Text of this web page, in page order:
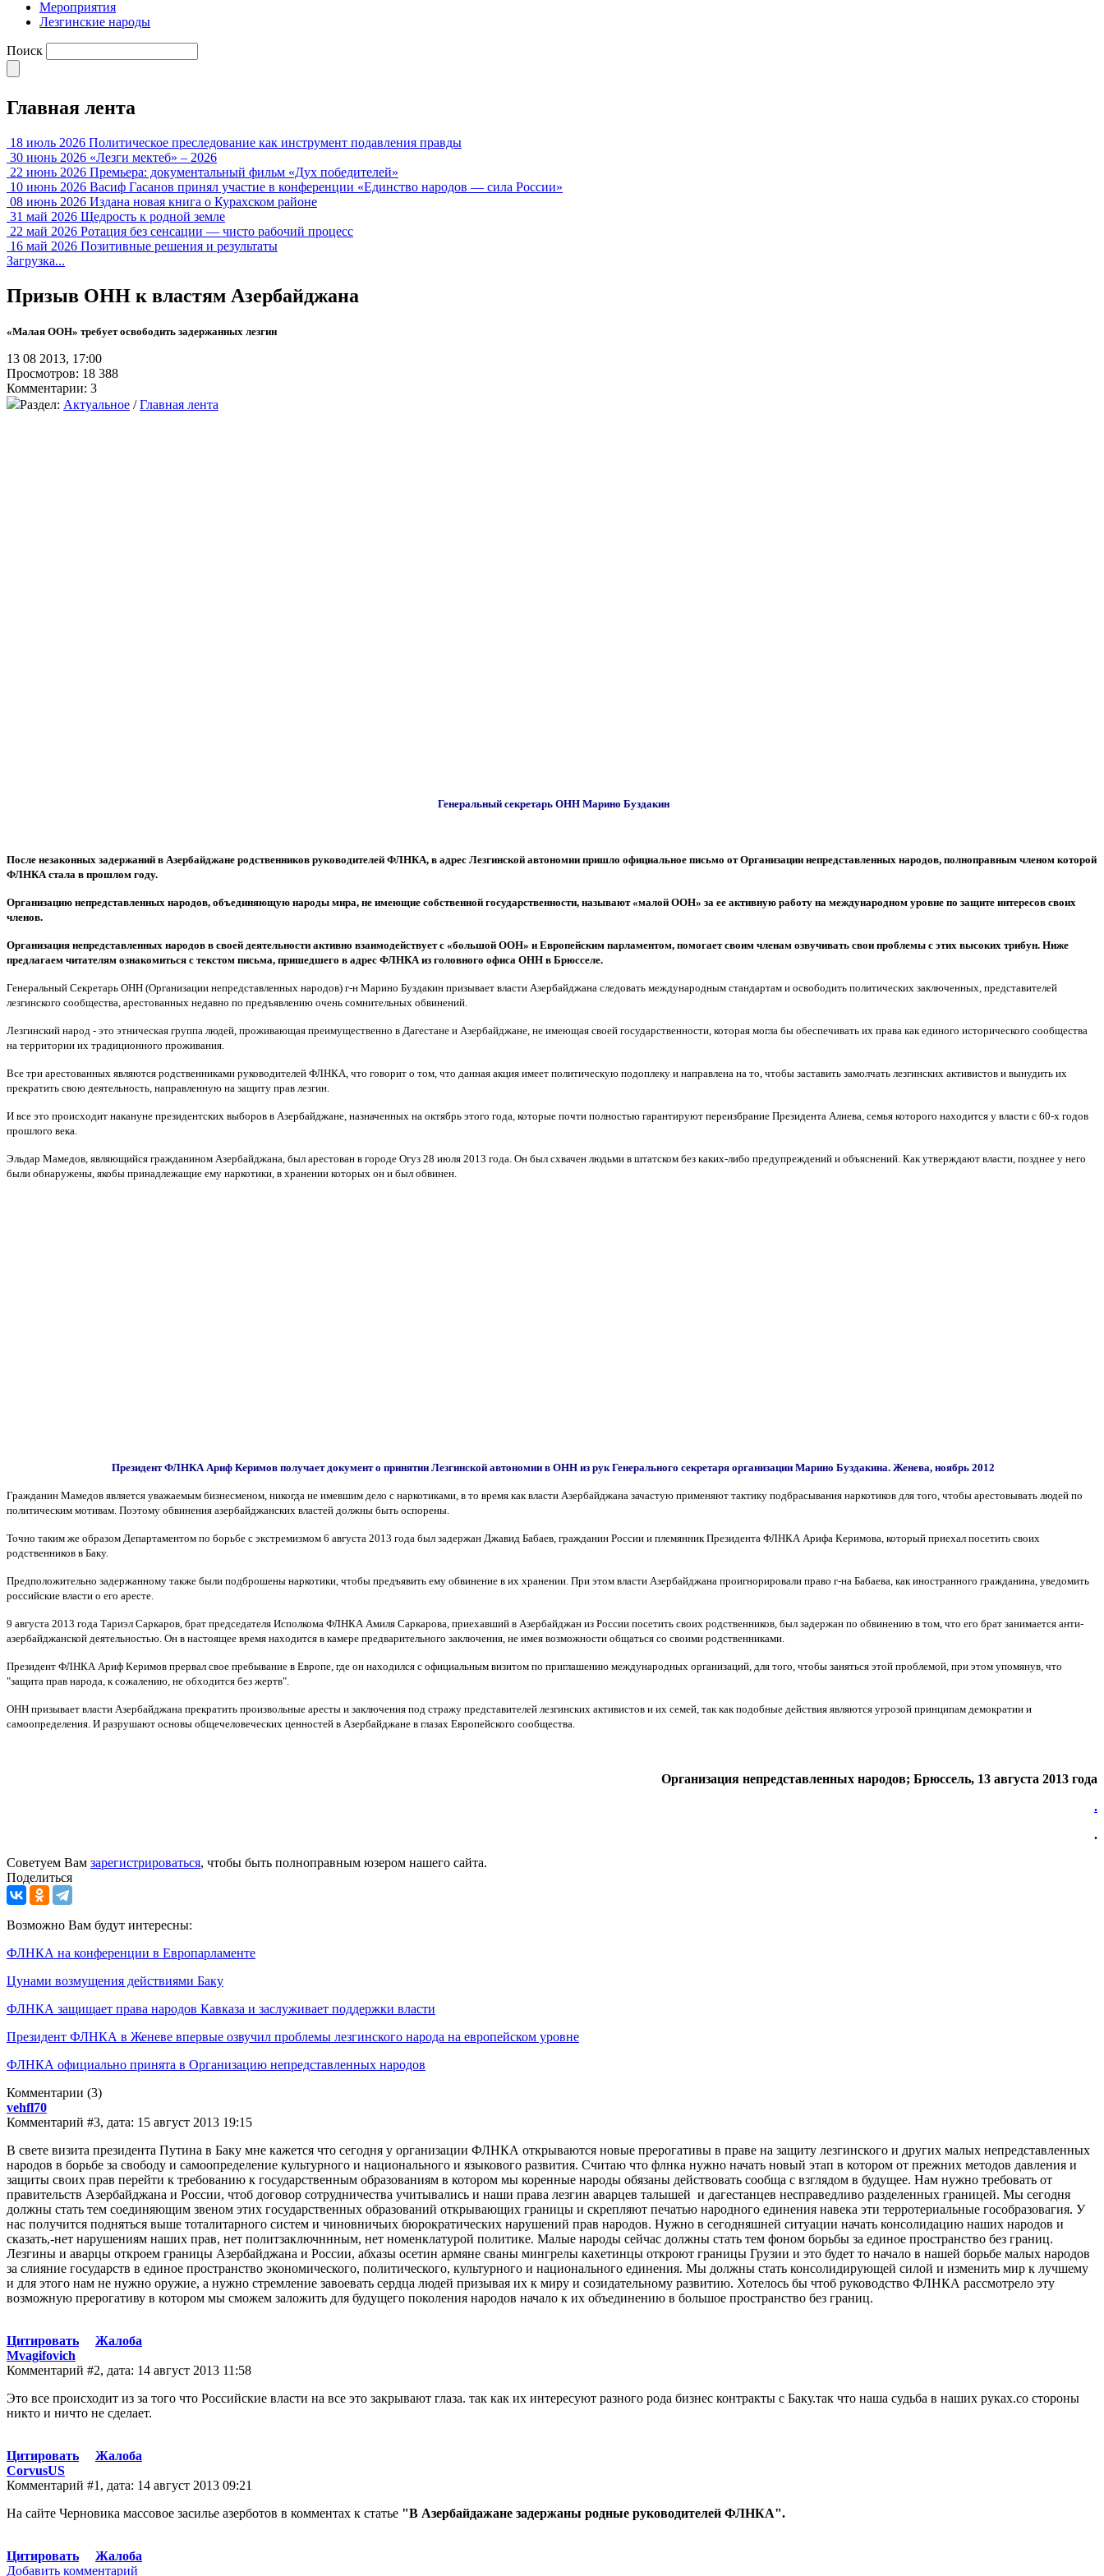
Мероприятия
Лезгинские народы
Поиск
Главная лента
18 июль 2026 Политическое преследование как инструмент подавления правды
30 июнь 2026 «Лезги мектеб» – 2026
22 июнь 2026 Премьера: документальный фильм «Дух победителей»
10 июнь 2026 Васиф Гасанов принял участие в конференции «Единство народов — сила России»
08 июнь 2026 Издана новая книга о Курахском районе
31 май 2026 Щедрость к родной земле
22 май 2026 Ротация без сенсации — чисто рабочий процесс
16 май 2026 Позитивные решения и результаты
Загрузка...
Призыв ОНН к властям Азербайджана
«Малая ООН» требует освободить задержанных лезгин
13 08 2013, 17:00
Просмотров: 18 388
Комментарии: 3
Раздел: Актуальное /Главная лента
Генеральный секретарь ОНН Марино Буздакин
После незаконных задержаний в Азербайджане родственников руководителей ФЛНКА, в адрес Лезгинской автономии пришло официальное письмо от Организации непредставленных народов, полноправным членом которой
ФЛНКА стала в прошлом году.
Организацию непредставленных народов, объединяющую народы мира, не имеющие собственной государственности, называют «малой ООН» за ее активную работу на международном уровне по защите интересов своих
членов.
Организация непредставленных народов в своей деятельности активно взаимодействует с «большой ООН» и Европейским парламентом, помогает своим членам озвучивать свои проблемы с этих высоких трибун. Ниже
предлагаем читателям ознакомиться с текстом письма, пришедшего в адрес ФЛНКА из головного офиса ОНН в Брюсселе.
Генеральный Секретарь ОНН (Организации непредставленных народов) г-н Марино Буздакин призывает власти Азербайджана следовать международным стандартам и освободить политических заключенных, представителей
лезгинского сообщества, арестованных недавно по предъявлению очень сомнительных обвинений.
Лезгинский народ - это этническая группа людей, проживающая преимущественно в Дагестане и Азербайджане, не имеющая своей государственности, которая могла бы обеспечивать их права как единого исторического сообщества
на территории их традиционного проживания.
Все три арестованных являются родственниками руководителей ФЛНКА, что говорит о том, что данная акция имеет политическую подоплеку и направлена на то, чтобы заставить замолчать лезгинских активистов и вынудить их
прекратить свою деятельность, направленную на защиту прав лезгин.
И все это происходит накануне президентских выборов в Азербайджане, назначенных на октябрь этого года, которые почти полностью гарантируют переизбрание Президента Алиева, семья которого находится у власти с 60-х годов
прошлого века.
Эльдар Мамедов, являющийся гражданином Азербайджана, был арестован в городе Огуз 28 июля 2013 года. Он был схвачен людьми в штатском без каких-либо предупреждений и объяснений. Как утверждают власти, позднее у него
были обнаружены, якобы принадлежащие ему наркотики, в хранении которых он и был обвинен.
Президент ФЛНКА Ариф Керимов получает документ о принятии Лезгинской автономии в ОНН из рук Генерального секретаря организации Марино Буздакина. Женева, ноябрь 2012
Гражданин Мамедов является уважаемым бизнесменом, никогда не имевшим дело с наркотиками, в то время как власти Азербайджана зачастую применяют тактику подбрасывания наркотиков для того, чтобы арестовывать людей по
политическим мотивам. Поэтому обвинения азербайджанских властей должны быть оспорены.
Точно таким же образом Департаментом по борьбе с экстремизмом 6 августа 2013 года был задержан Джавид Бабаев, гражданин России и племянник Президента ФЛНКА Арифа Керимова, который приехал посетить своих
родственников в Баку.
Предположительно задержанному также были подброшены наркотики, чтобы предъявить ему обвинение в их хранении. При этом власти Азербайджана проигнорировали право г-на Бабаева, как иностранного гражданина, уведомить
российские власти о его аресте.
9 августа 2013 года Тариэл Саркаров, брат председателя Исполкома ФЛНКА Амиля Саркарова, приехавший в Азербайджан из России посетить своих родственников, был задержан по обвинению в том, что его брат занимается анти-
азербайджанской деятельностью. Он в настоящее время находится в камере предварительного заключения, не имея возможности общаться со своими родственниками.
Президент ФЛНКА Ариф Керимов прервал свое пребывание в Европе, где он находился с официальным визитом по приглашению международных организаций, для того, чтобы заняться этой проблемой, при этом упомянув, что
"защита прав народа, к сожалению, не обходится без жертв".
ОНН призывает власти Азербайджана прекратить произвольные аресты и заключения под стражу представителей лезгинских активистов и их семей, так как подобные действия являются угрозой принципам демократии и
самоопределения. И разрушают основы общечеловеческих ценностей в Азербайджане в глазах Европейского сообщества.
Организация непредставленных народов; Брюссель, 13 августа 2013 года
.
.
Советуем Вам зарегистрироваться, чтобы быть полноправным юзером нашего сайта.
Поделиться
Возможно Вам будут интересны:
ФЛНКА на конференции в Европарламенте
Цунами возмущения действиями Баку
ФЛНКА защищает права народов Кавказа и заслуживает поддержки власти
Президент ФЛНКА в Женеве впервые озвучил проблемы лезгинского народа на европейском уровне
ФЛНКА официально принята в Организацию непредставленных народов
Комментарии (3)
vehfl70
Комментарий #3, дата: 15 август 2013 19:15
В свете визита президента Путина в Баку мне кажется что сегодня у организации ФЛНКА открываются новые прерогативы в праве на защиту лезгинского и других малых непредставленных
народов в борьбе за свободу и самоопределение культурного и национального и языкового развития. Считаю что флнка нужно начать новый этап в котором от прежних методов давления и
защиты своих прав перейти к требованию к государственным образованиям в котором мы коренные народы обязаны действовать сообща с взглядом в будущее. Нам нужно требовать от
правительств Азербайджана и России, чтоб договор сотрудничества учитывались и наши права лезгин аварцев талышей и дагестанцев несправедливо разделенных границей. Мы сегодня
должны стать тем соединяющим звеном этих государственных образований открывающих границы и скрепляют печатью народного единения навека эти терротериальные гособразовагия. У
нас получится подняться выше тоталитарного систем и чиновничьих бюрократических нарушений прав народов. Нужно в сегодняшней ситуации начать консолидацию наших народов и
сказать,-нет нарушениям наших прав, нет политзаключннным, нет номенклатурой политике. Малые народы сейчас должны стать тем фоном борьбы за единое пространство без границ.
Лезгины и аварцы откроем границы Азербайджана и России, абхазы осетин армяне сваны мингрелы кахетинцы откроют границы Грузии и это будет то начало в нашей борьбе малых народов
за слияние государств в единое пространство экономического, политического, культурного и национального единения. Мы должны стать консолидирующей силой и изменить мир к лучшему
и для этого нам не нужно оружие, а нужно стремление завоевать сердца людей призывая их к миру и созидательному развитию. Хотелось бы чтоб руководство ФЛНКА рассмотрело эту
возможную прерогативу в котором мы сможем заложить для будущего поколения народов начало к их объединению в большое пространство без границ.
Цитировать
Жалоба
Mvagifovich
Комментарий #2, дата: 14 август 2013 11:58
Это все происходит из за того что Российские власти на все это закрывают глаза. так как их интересуют разного рода бизнес контракты с Баку.так что наша судьба в наших руках.со стороны
никто и ничто не сделает.
Цитировать
Жалоба
CorvusUS
Комментарий #1, дата: 14 август 2013 09:21
На сайте Черновика массовое засилье азерботов в комментах к статье "В Азербайдажане задержаны родные руководителей ФЛНКА".
Цитировать
Жалоба
Добавить комментарий